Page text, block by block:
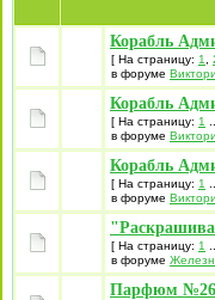
Корабль
[ На страницу: 1
в форуме
Корабль
[ На страницу: 1
в форуме
Корабль
[ На страницу: 1
в форуме
[ На страницу: 1
в форуме
Парфюм №26